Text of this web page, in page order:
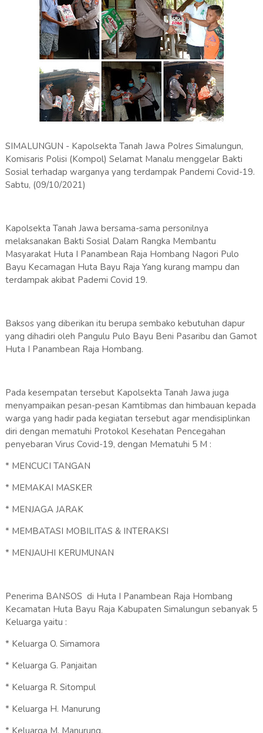
SIMALUNGUN - Kapolsekta Tanah Jawa Polres Simalungun,
Komisaris Polisi (Kompol) Selamat Manalu menggelar Bakti
Sosial terhadap warganya yang terdampak Pandemi Covid-19.
Sabtu, (09/10/2021)
Kapolsekta Tanah Jawa bersama-sama personilnya
melaksanakan Bakti Sosial Dalam Rangka Membantu
Masyarakat Huta I Panambean Raja Hombang Nagori Pulo
Bayu Kecamagan Huta Bayu Raja Yang kurang mampu dan
terdampak akibat Pademi Covid 19.
Baksos yang diberikan itu berupa sembako kebutuhan dapur
yang dihadiri oleh Pangulu Pulo Bayu Beni Pasaribu dan Gamot
Huta I Panambean Raja Hombang.
Pada kesempatan tersebut Kapolsekta Tanah Jawa juga
menyampaikan pesan-pesan Kamtibmas dan himbauan kepada
warga yang hadir pada kegiatan tersebut agar mendisiplinkan
diri dengan mematuhi Protokol Kesehatan Pencegahan
penyebaran Virus Covid-19, dengan Mematuhi 5 M :
* MENCUCI TANGAN
* MEMAKAI MASKER
* MENJAGA JARAK
* MEMBATASI MOBILITAS & INTERAKSI
* MENJAUHI KERUMUNAN
Penerima BANSOS di Huta I Panambean Raja Hombang
Kecamatan Huta Bayu Raja Kabupaten Simalungun sebanyak 5
Keluarga yaitu :
* Keluarga O. Simamora
* Keluarga G. Panjaitan
* Keluarga R. Sitompul
* Keluarga H. Manurung
* Keluarga M. Manurung.